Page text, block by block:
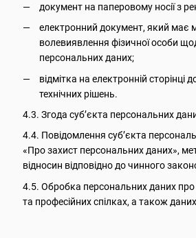
документ на паперовому носії з
електронний документ, який має
волевиявлення фізичної особи
персональних даних;
відмітка на електронній
технічних рішень.
4.3. Згода суб’єкта персональних
4.4. Повідомлення суб’єкта
«Про захист персональних даних»,
відносин відповідно до чинного
4.5. Обробка персональних даних про
та професійних спілках, а також